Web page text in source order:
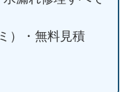
）・無料見積